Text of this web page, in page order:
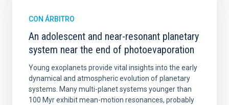
CON ÁRBITRO
An adolescent and near-resonant planetary
system near the end of photoevaporation
Young exoplanets provide vital insights into the early
dynamical and atmospheric evolution of planetary
systems. Many multi-planet systems younger than
100 Myr exhibit mean-motion resonances, probably